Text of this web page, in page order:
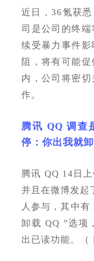
近日，36氪获
司是公司的终
续受暴力事件
阻，将有可能
内，公司将密
作。
腾讯 QQ 调查
停：你出我就
腾讯 QQ 14日
并且在微博发起
人参与，其中
卸载 QQ ”选项
出已读功能。
（